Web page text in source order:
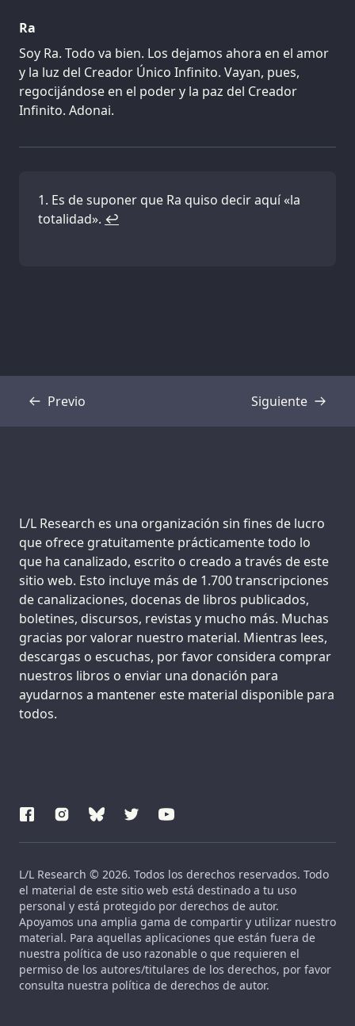
Ra
Soy Ra. Todo va bien. Los dejamos ahora en el amor
y la luz del Creador Único Infinito. Vayan, pues,
regocijándose en el poder y la paz del Creador
Infinito. Adonai.
Es de suponer que Ra quiso decir aquí «la
totalidad». ↩
Previo
Transcripción Siguiente
Transcripción
Support us:
L/L Research es una organización sin fines de lucro
que ofrece gratuitamente prácticamente todo lo
que ha canalizado, escrito o creado a través de este
sitio web. Esto incluye más de 1.700 transcripciones
de canalizaciones, docenas de libros publicados,
boletines, discursos, revistas y mucho más. Muchas
gracias por valorar nuestro material. Mientras lees,
descargas o escuchas, por favor considera comprar
nuestros libros o enviar una donación para
ayudarnos a mantener este material disponible para
todos.
L/L Research © 2026. Todos los derechos reservados. Todo
el material de este sitio web está destinado a tu uso
personal y está protegido por derechos de autor.
Apoyamos una amplia gama de compartir y utilizar nuestro
material. Para aquellas aplicaciones que están fuera de
nuestra política de uso razonable o que requieren el
permiso de los autores/titulares de los derechos, por favor
consulta nuestra política de derechos de autor.